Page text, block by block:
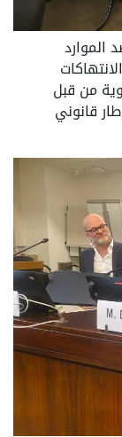
من قبل
قانوني